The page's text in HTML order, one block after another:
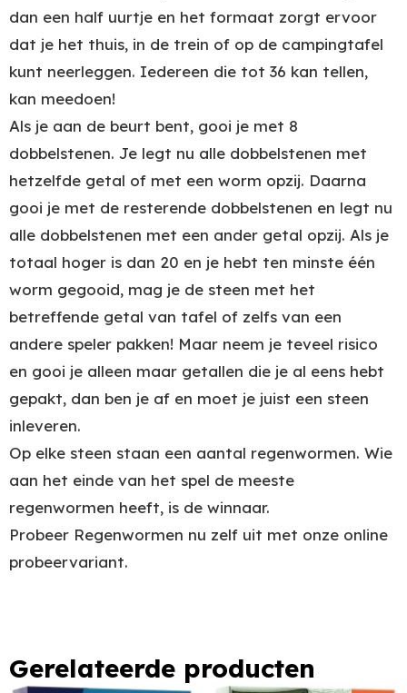
dan een half uurtje en het formaat zorgt ervoor
dat je het thuis, in de trein of op de campingtafel
kunt neerleggen. Iedereen die tot 36 kan tellen,
kan meedoen!
Als je aan de beurt bent, gooi je met 8
dobbelstenen. Je legt nu alle dobbelstenen met
hetzelfde getal of met een worm opzij. Daarna
gooi je met de resterende dobbelstenen en legt nu
alle dobbelstenen met een ander getal opzij. Als je
totaal hoger is dan 20 en je hebt ten minste één
worm gegooid, mag je de steen met het
betreffende getal van tafel of zelfs van een
andere speler pakken! Maar neem je teveel risico
en gooi je alleen maar getallen die je al eens hebt
gepakt, dan ben je af en moet je juist een steen
inleveren.
Op elke steen staan een aantal regenwormen. Wie
aan het einde van het spel de meeste
regenwormen heeft, is de winnaar.
Probeer Regenwormen nu zelf uit met onze online
probeervariant.
Gerelateerde producten